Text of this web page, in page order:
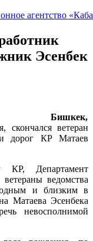
Эсенбек
Бишкек,
скончался ветеран
и дорог КР Матаев
КР, Департамент
ведомства
и близким в
Матаева Эсенбека
невосполнимой